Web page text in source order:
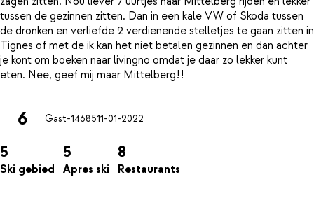
tussen de gezinnen zitten. Dan in een kale VW of Skoda tussen
de dronken en verliefde 2 verdienende stelletjes te gaan zitten in
Tignes of met de ik kan het niet betalen gezinnen en dan achter
je kont om boeken naar livingno omdat je daar zo lekker kunt
6 Gast-1468511-01-2022
5
Ski gebied
5
Apres ski
8
Restaurants